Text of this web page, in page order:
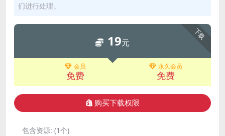
们进行处理。
下载
19元
会员
免费
永久会员
免费
购买下载权限
包含资源: (1个)